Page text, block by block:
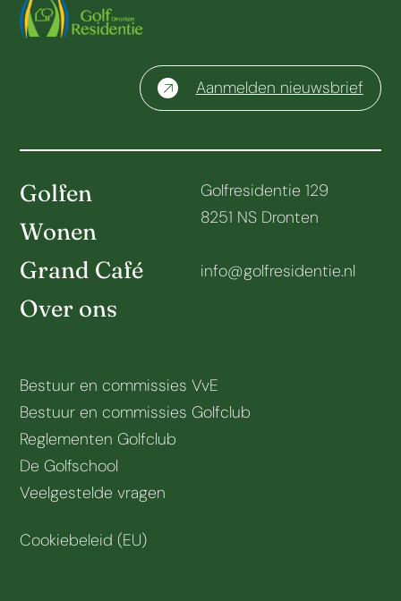
Aanmelden nieuwsbrief
Golfen
Wonen
Grand Café
Over ons
Golfresidentie 129
8251 NS Dronten
info@golfresidentie.nl
Bestuur en commissies VvE
Bestuur en commissies Golfclub
Reglementen Golfclub
De Golfschool
Veelgestelde vragen
Cookiebeleid (EU)